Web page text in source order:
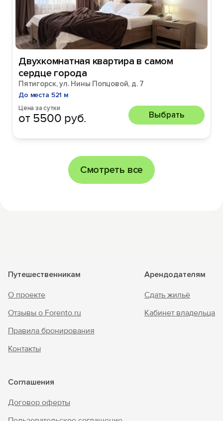
Двухкомнатная квартира в самом
сердце города
Пятигорск, ул. Нины Попцовой, д. 7
До места 521 м
Цена за сутки
от 5500 руб. Выбрать
Смотреть все
Путешественникам
О проекте
Отзывы о Forento.ru
Правила бронирования
Контакты
Арендодателям
Сдать жильё
Кабинет владельца
Соглашения
Договор оферты